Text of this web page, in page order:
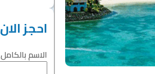
احجز الان
الاسم بالكامل